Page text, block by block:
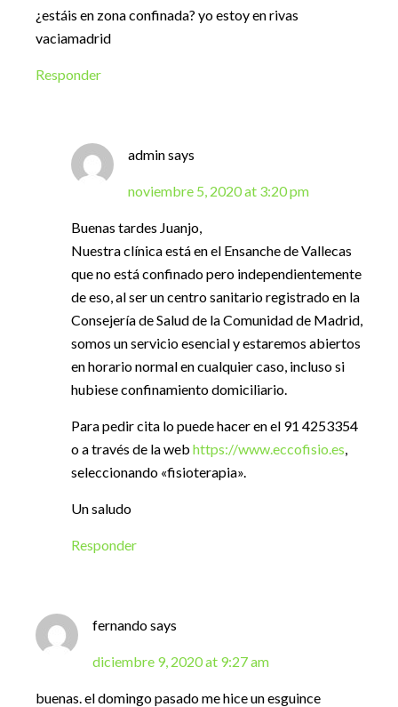
¿estáis en zona confinada? yo estoy en rivas
vaciamadrid
Responder
adminsays
noviembre 5, 2020 at 3:20 pm
Buenas tardes Juanjo,
Nuestra clínica está en el Ensanche de Vallecas
que no está confinado pero independientemente
de eso, al ser un centro sanitario registrado en la
Consejería de Salud de la Comunidad de Madrid,
somos un servicio esencial y estaremos abiertos
en horario normal en cualquier caso, incluso si
hubiese confinamiento domiciliario.
Para pedir cita lo puede hacer en el 91 4253354
o a través de la web https://www.eccofisio.es,
seleccionando «fisioterapia».
Un saludo
Responder
fernandosays
diciembre 9, 2020 at 9:27 am
buenas. el domingo pasado me hice un esguince